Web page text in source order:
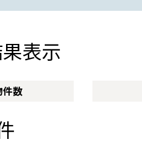
表示
件数